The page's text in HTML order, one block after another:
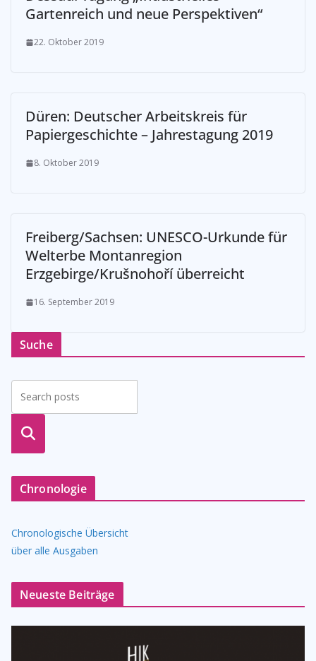
Gartenreich und neue Perspektiven“
22. Oktober 2019
Düren: Deutscher Arbeitskreis für
Papiergeschichte – Jahrestagung 2019
8. Oktober 2019
Freiberg/Sachsen: UNESCO-Urkunde für
Welterbe Montanregion
Erzgebirge/Krušnohoří überreicht
16. September 2019
Suche
suche
Chronologie
Chronologische Übersicht
über alle Ausgaben
Neueste Beiträge